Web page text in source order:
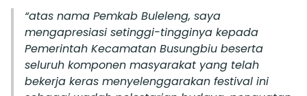
“atas nama Pemkab Buleleng, saya
mengapresiasi setinggi-tingginya kepada
Pemerintah Kecamatan Busungbiu beserta
seluruh komponen masyarakat yang telah
bekerja keras menyelenggarakan festival ini